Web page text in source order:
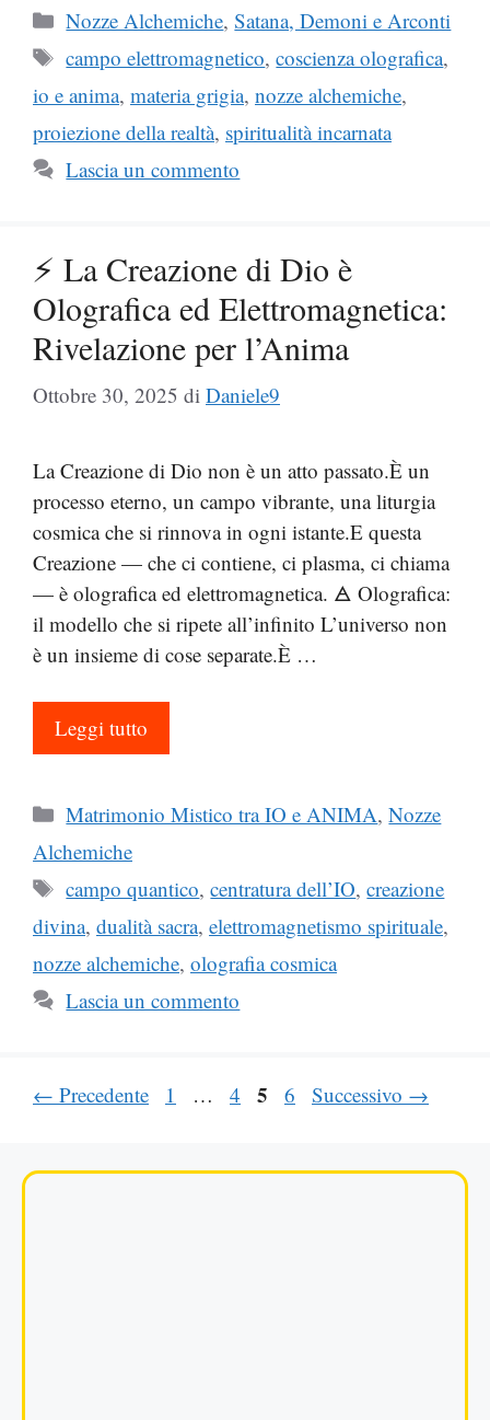
Categorie
Nozze Alchemiche,Satana, Demoni e Arconti
Tag
campo elettromagnetico,coscienza olografica,
io e anima, materia grigia, nozze alchemiche,
proiezione della realtà, spiritualità incarnata
Lascia un commento
⚡ La Creazione di Dio è
Olografica ed Elettromagnetica:
Rivelazione per l’Anima
Ottobre 30, 2025 di Daniele9
La Creazione di Dio non è un atto passato.È un
processo eterno, un campo vibrante, una liturgia
cosmica che si rinnova in ogni istante.E questa
Creazione — che ci contiene, ci plasma, ci chiama
— è olografica ed elettromagnetica. 🜁 Olografica:
il modello che si ripete all’infinito L’universo non
è un insieme di cose separate.È …
Leggi tutto
Categorie
Matrimonio Mistico tra IO e ANIMA,Nozze
Alchemiche
Tag
campo quantico,centratura dell’IO,creazione
divina, dualità sacra, elettromagnetismo spirituale,
nozze alchemiche, olografia cosmica
Lascia un commento
← Precedente Pagina
1 … Pagina
4 Pagina
5 Pagina
6 Successivo →